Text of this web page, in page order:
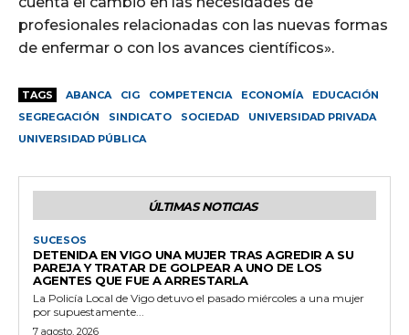
profesionales relacionadas con las nuevas formas
de enfermar o con los avances científicos».
TAGS ABANCA CIG COMPETENCIA ECONOMÍA
EDUCACIÓN
SEGREGACIÓN
SINDICATO SOCIEDAD
UNIVERSIDAD PRIVADA
UNIVERSIDAD PÚBLICA
ÚLTIMAS NOTICIAS
SUCESOS
DETENIDA EN VIGO UNA MUJER TRAS AGREDIR A SU
PAREJA Y TRATAR DE GOLPEAR A UNO DE LOS
AGENTES QUE FUE A ARRESTARLA
La Policía Local de Vigo detuvo el pasado miércoles a una mujer
por supuestamente...
7 agosto, 2026